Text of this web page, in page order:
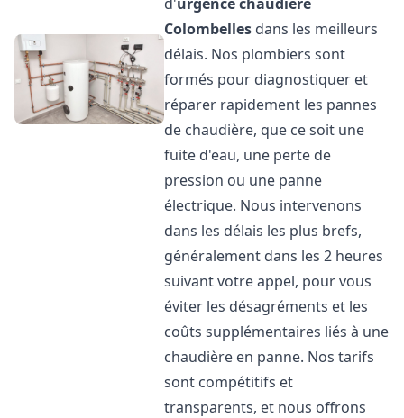
Colombelles dans les meilleurs
délais. Nos plombiers sont
formés pour diagnostiquer et
réparer rapidement les pannes
de chaudière, que ce soit une
fuite d'eau, une perte de
pression ou une panne
électrique. Nous intervenons
dans les délais les plus brefs,
généralement dans les 2 heures
suivant votre appel, pour vous
éviter les désagréments et les
coûts supplémentaires liés à une
chaudière en panne. Nos tarifs
sont compétitifs et
transparents, et nous offrons